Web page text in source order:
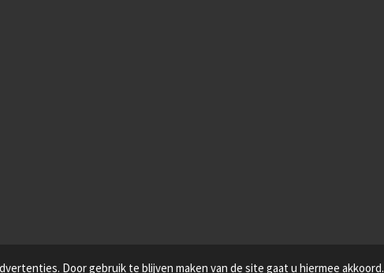
Door gebruik te blijven maken van de site gaat u hiermee akkoord.